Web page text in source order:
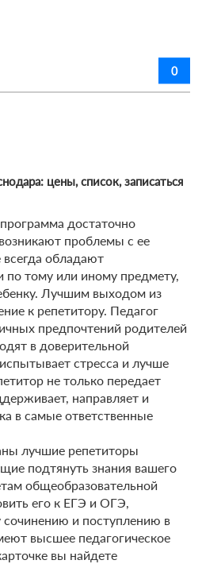
0
цены, список, записаться
достаточно
проблемы с ее
обладают
по тому или иному предмету,
Лучшим выходом из
к репетитору. Педагог
предпочтений родителей
в доверительной
стресса и лучше
не только передает
направляет и
в самые ответственные
лучшие репетиторы
подтянуть знания вашего
общеобразовательной
его к ЕГЭ и ОГЭ,
и поступлению в
высшее педагогическое
вы найдете